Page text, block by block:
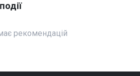
рекомендацій